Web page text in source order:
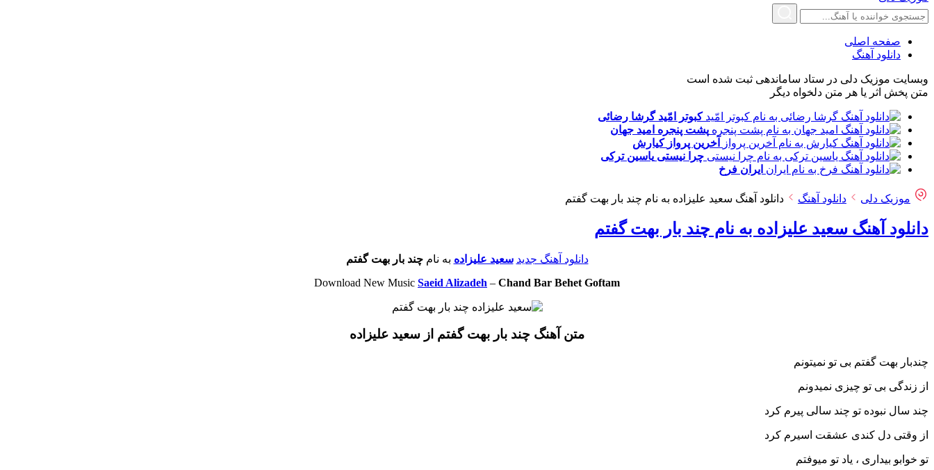
صفحه اصلی
دانلود آهنگ
وبسایت موزیک دلی در ستاد ساماندهی ثبت شده است
متن پخش اثر یا هر متن دلخواه دیگر
کبوتر امّید گرشا رضائی
پشت پنجره امید جهان
آخرین پرواز کیارش
چرا نیستی یاسین ترکی
ایران فرخ
موزیک دلی دانلود آهنگ دانلود آهنگ سعید علیزاده به نام چند بار بهت گفتم
دانلود آهنگ سعید علیزاده به نام چند بار بهت گفتم
دانلود آهنگ جدید سعید علیزاده به نامچند بار بهت گفتم
Download New Music Saeid Alizadeh – Chand Bar Behet Goftam
متن آهنگ چند بار بهت گفتم از سعید علیزاده
چندبار بهت گفتم بی تو نمیتونم
از زندگی بی تو چیزی نمیدونم
چند سال نبوده تو چند سالی پیرم کرد
از وقتی دل کندی عشقت اسیرم کرد
تو خوابو بیداری ، یاد تو میوفتم